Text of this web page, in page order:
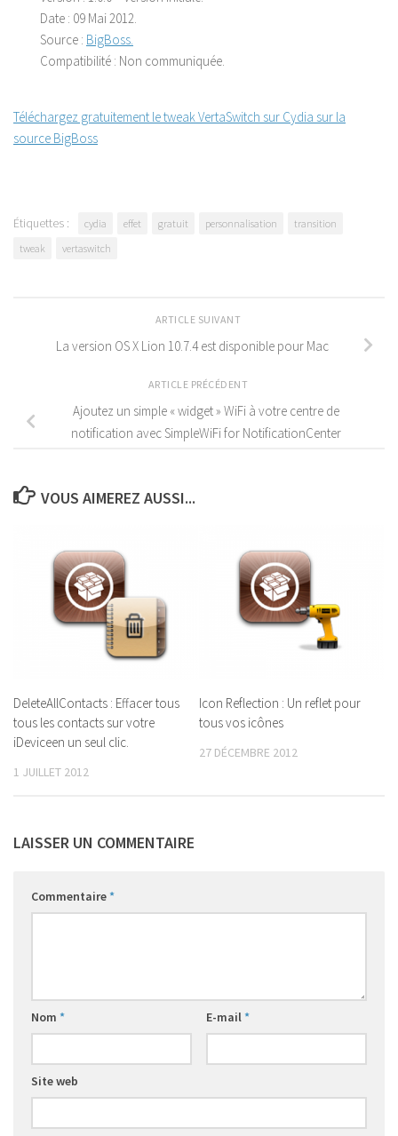
Date : 09 Mai 2012.
Source : BigBoss.
Compatibilité : Non communiquée.
Téléchargez gratuitement le tweak VertaSwitch sur Cydia sur la
source BigBoss
Étiquettes : cydia effet gratuit personnalisation
transition
tweak
vertaswitch
ARTICLE SUIVANT
La version OS X Lion 10.7.4 est disponible pour Mac
ARTICLE PRÉCÉDENT
Ajoutez un simple « widget » WiFi à votre centre de
notification avec SimpleWiFi for NotificationCenter
VOUS AIMEREZ AUSSI...
DeleteAllContacts : Effacer tous
tous les contacts sur votre
iDeviceen un seul clic.
1 JUILLET 2012
Icon Reflection : Un reflet pour
tous vos icônes
27 DÉCEMBRE 2012
LAISSER UN COMMENTAIRE
Commentaire*
Nom * E-mail*
Site web